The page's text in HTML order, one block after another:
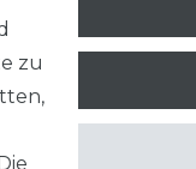
zu